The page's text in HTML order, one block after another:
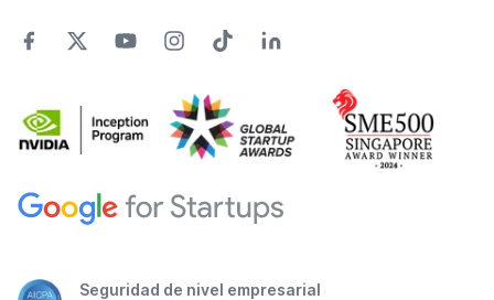
Seguridad de nivel empresarial